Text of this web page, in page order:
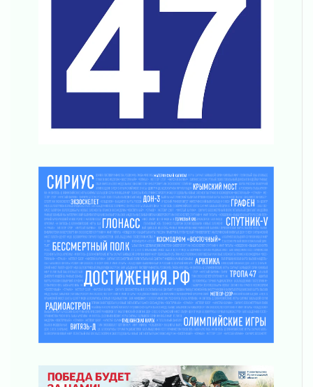
Награды нашли строителей
03 августа 2026
Ленобласть повышает производительность
труда в ЖКХ
Поддержка волонтерских объединений
03 августа 2026
Музеи Ленобласти обновляют пространства
03 августа 2026
Новая площадка: 2027
03 августа 2026
Часть медиков в Ленобласти сможет
рассчитывать на доплату от региона
03 августа 2026
За сутки в Ленинградской области
ликвидировали 10 пожаров
03 августа 2026
просится
03 августа 2026